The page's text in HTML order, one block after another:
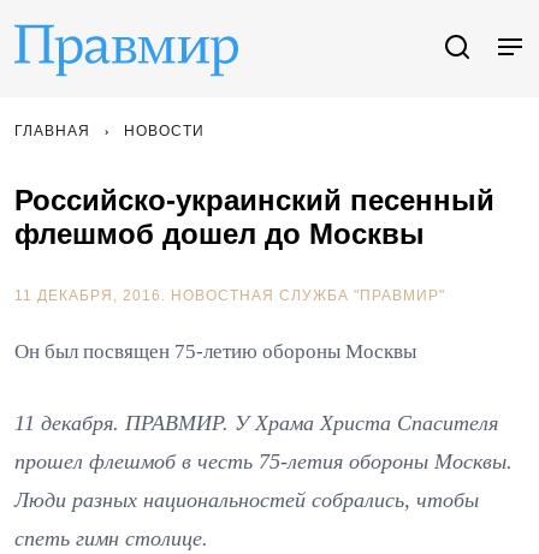
ГЛАВНАЯ НОВОСТИ
Российско-украинский песенный
флешмоб дошел до Москвы
11 ДЕКАБРЯ, 2016. НОВОСТНАЯ СЛУЖБА "ПРАВМИР"
Он был посвящен 75-летию обороны Москвы
11 декабря. ПРАВМИР. У Храма Христа Спасителя
прошел флешмоб в честь 75-летия обороны Москвы.
Люди разных национальностей собрались, чтобы
спеть гимн столице.